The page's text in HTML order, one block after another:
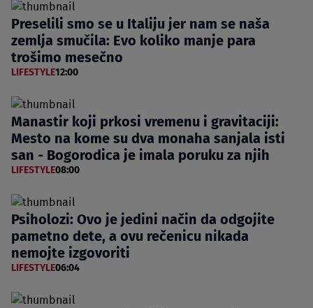
Preselili smo se u Italiju jer nam se naša
zemlja smučila: Evo koliko manje para
trošimo mesečno
LIFESTYLE12:00
Manastir koji prkosi vremenu i gravitaciji:
Mesto na kome su dva monaha sanjala isti
san - Bogorodica je imala poruku za njih
LIFESTYLE08:00
Psiholozi: Ovo je jedini način da odgojite
pametno dete, a ovu rečenicu nikada
nemojte izgovoriti
LIFESTYLE06:04